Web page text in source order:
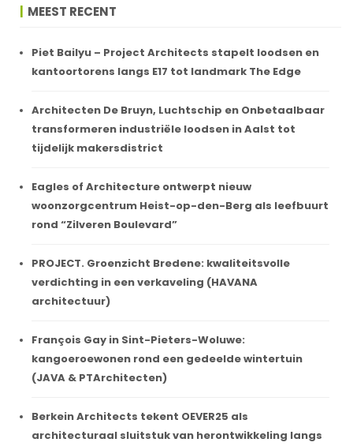
MEEST RECENT
Piet Bailyu – Project Architects stapelt loodsen en
kantoortorens langs E17 tot landmark The Edge
Architecten De Bruyn, Luchtschip en Onbetaalbaar
transformeren industriële loodsen in Aalst tot
tijdelijk makersdistrict
Eagles of Architecture ontwerpt nieuw
woonzorgcentrum Heist-op-den-Berg als leefbuurt
rond “Zilveren Boulevard”
PROJECT. Groenzicht Bredene: kwaliteitsvolle
verdichting in een verkaveling (HAVANA
architectuur)
François Gay in Sint-Pieters-Woluwe:
kangoeroewonen rond een gedeelde wintertuin
(JAVA & PTArchitecten)
Berkein Architects tekent OEVER25 als
architecturaal sluitstuk van herontwikkeling langs